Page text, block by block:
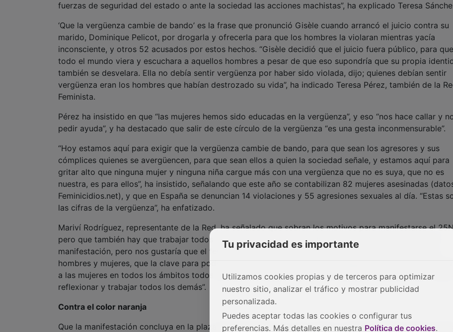
fuerzas de seguridad del estado o ante la sociedad las acciones machistas”, ha explicado Teresa
‘Que la vergüenza cambie de bando’ es la frase que pronunció Gisèle cuando arrancó el juicio contra su
marido, Dominique Pelicot, por drogarla y ofrecerla para que los hombres la violaran mientras yacía
inconsciente, y otros 52 acusados por estos hechos. “Gisèle decidió que el juicio fuera público, para que
todo el mundo viera y escuchara a aquellos hombres a pesar de que eso supondría que su propia
también se desvelara. Ella no debía sentir vergüenza por haber sido violada, dijo; quienes debían sentir
vergüenza eran los hombres que habían destrozado su vida”, ha indicado Teresa Pérez, también de la
Feminista.
Pérez ha insistido en que “las mujeres hemos sido educadas en la vergüenza”, y eso “nos hace callar y
pedir ayuda”, y ha destacado que salir de este círculo de la vergüenza “es una gesta inconmensurable”.
“Hoy estamos aquí para exigir que la vergüenza cambie de bando, para que sean los agresores y sus
cómplices quienes se avergüencen, para que sean ellos a quien la sociedad señale, y estamos aquí para
gritar alto que ninguna mujer y ninguna niña cargue más con una vergüenza que no es suya, que no es
nuestra, es para ellos”, ha insistido, señalando que este año se contabilizan 82 mujeres asesinadas
Feminicidios.net), y que en España se denuncian 14 violaciones y 55 agresiones sexuales al día. “Estas
las cifras de la vergüenza”, ha enfatizado.
Mariví Rodríguez, representante de la Red, ha señalado que sobran los motivos para manifestarse el
pero que también hay que trabajar todos los días. “Pretendemos visibilizar el problema a través de la
manifestación, pero nos gustaría que el feminismo se extendiera de tal manera que asumamos todos,
hombres y mujeres, que la clave para poder encontrar la igualdad es una desigualdad de base que
a las mujeres en todos los ámbitos todos los días de nuestra vida (…) Es necesario visibilizar estos días y
reflexionar y trabajar todos los demás”.
Contra el color naranja
Que la manifestación concluya en la plaza del Ayuntamiento no es casual. La Red Feminista quiere
Tu privacidad es importante
Utilizamos cookies propias y de terceros para optimizar
nuestro sitio, analizar el tráfico y mostrar publicidad
personalizada.
Puedes aceptar todas las cookies o configurar tus
preferencias. Más detalles en nuestra Política de cookies.